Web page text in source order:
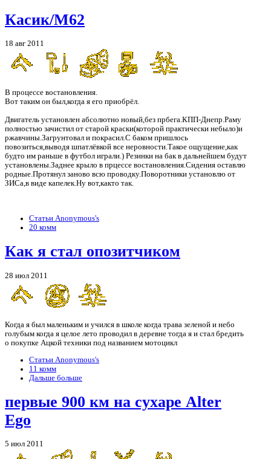
Касик/М62
18 авг 2011
В процессе востановления.
Вот таким он был,когда я его приобрёл.
Двигатель установлен абсолютно новый,без прбега.КПП-Днепр.Раму
полностью зачистил от старой краски(которой практически небыло)и
ржавчины.Загрунтовал и покрасил.С баком пришлось
повозиться,выводя шпатлёвкой все неровности.Такое ощущение,как
будто им раньше в футбол играли.) Резинки на бак в дальнейшем будут
установлены.Заднее крыло в прцессе востановления.Сидения оставлю
родные.Протянул заново всю проводку.Поворотники установлю от
ЗИСа,в виде капелек.Ну вот,както так.
Статьи Anonymous's
20 комм
Как я стал опозитчиком
28 июл 2011
Когда я был маленьким и учился в школе когда трава зеленой и небо
голубым когда я целое лето проводил в деревне тогда я и стал бредить
о покупке Ацкой техники под названием мотоцикл
Статьи Anonymous's
11 комм
Дальше больше
первые 900 км на сухаре Alter
Ego
5 июл 2011